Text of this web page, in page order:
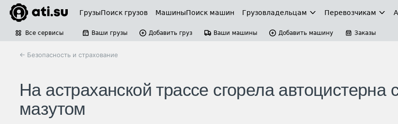
ГрузыПоиск грузов МашиныПоиск машин Грузовладельцам Перевозчикам
Все сервисы Ваши грузы Добавить груз Ваши машины Добавить машину Заказы
← Безопасность и страхование
На астраханской трассе сгорела автоцистерна
мазутом